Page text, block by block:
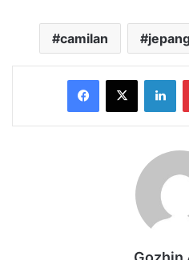
camilan
Facebook
X